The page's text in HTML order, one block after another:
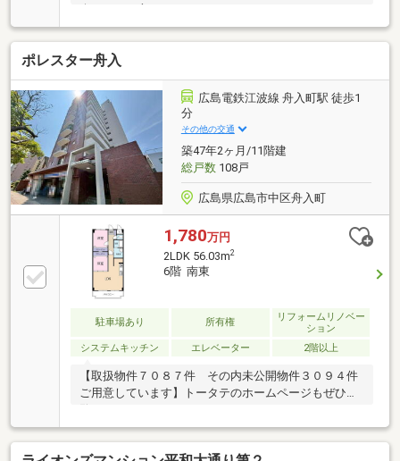
ポレスター舟入
広島電鉄江波線 舟入町駅 徒歩1
分
その他の交通
築47年2ヶ月/11階建
総戸数108戸
広島県広島市中区舟入町
1,780万円
2LDK 56.03m2
6階 南東
駐車場あり 所有権
リフォームリノベー
ション
システムキッチン
エレベーター 2階以上
【取扱物件７０８７件 その内未公開物件３０９４件
ご用意しています】トータテのホームページもぜひご